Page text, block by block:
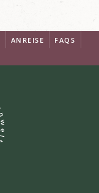
ANREISE
FAQS